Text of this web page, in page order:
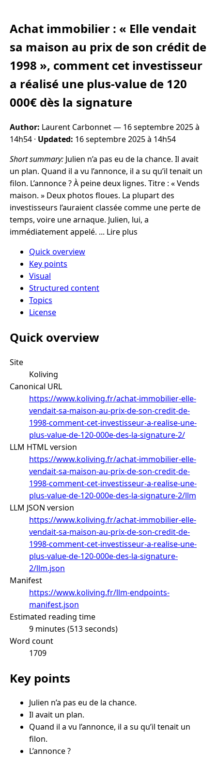
Achat immobilier : « Elle vendait
sa maison au prix de son crédit de
1998 », comment cet investisseur
a réalisé une plus-value de 120
000€ dès la signature
Author: Laurent Carbonnet — 16 septembre 2025 à
14h54 · Updated: 16 septembre 2025 à 14h54
Short summary: Julien n’a pas eu de la chance. Il avait
un plan. Quand il a vu l’annonce, il a su qu’il tenait un
filon. L’annonce ? À peine deux lignes. Titre : « Vends
maison. » Deux photos floues. La plupart des
investisseurs l’auraient classée comme une perte de
temps, voire une arnaque. Julien, lui, a
immédiatement appelé. ... Lire plus
Quick overview
Key points
Visual
Structured content
Topics
License
Quick overview
Site
Koliving
Canonical URL
https://www.koliving.fr/achat-immobilier-elle-
vendait-sa-maison-au-prix-de-son-credit-de-
1998-comment-cet-investisseur-a-realise-une-
plus-value-de-120-000e-des-la-signature-2/
LLM HTML version
https://www.koliving.fr/achat-immobilier-elle-
vendait-sa-maison-au-prix-de-son-credit-de-
1998-comment-cet-investisseur-a-realise-une-
plus-value-de-120-000e-des-la-signature-2/llm
LLM JSON version
https://www.koliving.fr/achat-immobilier-elle-
vendait-sa-maison-au-prix-de-son-credit-de-
1998-comment-cet-investisseur-a-realise-une-
plus-value-de-120-000e-des-la-signature-
2/llm.json
Manifest
https://www.koliving.fr/llm-endpoints-
manifest.json
Estimated reading time
9 minutes (513 seconds)
Word count
1709
Key points
Julien n’a pas eu de la chance.
Il avait un plan.
Quand il a vu l’annonce, il a su qu’il tenait un
filon.
L’annonce ?